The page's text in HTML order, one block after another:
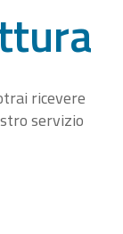
ricevere
servizio